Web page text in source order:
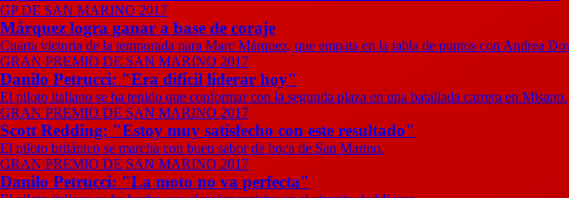
GP DE SAN MARINO 2017
Márquez logra ganar a base de coraje
Cuarta victoria de la temporada para Marc Márquez, que empata en la tabla de puntos con Andrea
GRAN PREMIO DE SAN MARINO 2017
Danilo Petrucci: "Era difícil liderar hoy"
El piloto italiano se ha tenido que conformar con la segunda plaza en una batallada carrera en Misano.
GRAN PREMIO DE SAN MARINO 2017
Scott Redding: "Estoy muy satisfecho con este resultado"
El piloto británico se marcha con buen sabor de boca de San Marino.
GRAN PREMIO DE SAN MARINO 2017
Danilo Petrucci: "La moto no va perfecta"